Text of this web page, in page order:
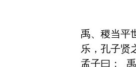
禹、稷当平
乐，孔子贤
孟子曰：